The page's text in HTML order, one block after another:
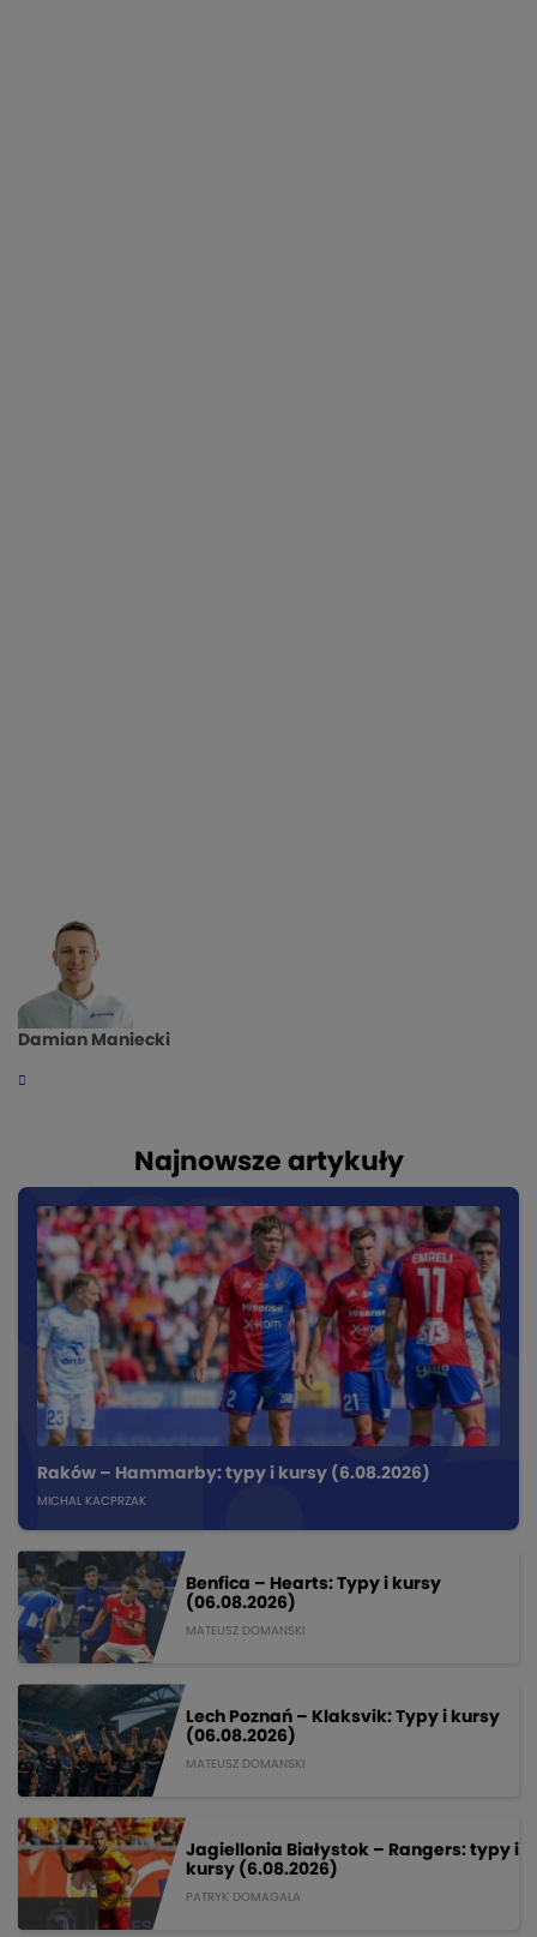
Damian Maniecki
Najnowsze artykuły
Raków – Hammarby: typy i kursy (6.08.2026)
MICHAL KACPRZAK
Benfica – Hearts: Typy i kursy
(06.08.2026)
MATEUSZ DOMANSKI
Lech Poznań – Klaksvik: Typy i kursy
(06.08.2026)
MATEUSZ DOMANSKI
Jagiellonia Białystok – Rangers: typy i
kursy (6.08.2026)
PATRYK DOMAGALA